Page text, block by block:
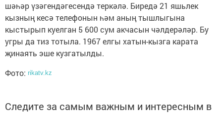
шәһәр үзәгендәгесендә теркәлә. Биредә 21 яшьлек
кызның кесә телефонын һәм аның тышлыгына
кыстырып куелган 5 600 сум акчасын чәлдерәләр. Бу
угры да тиз тотыла. 1967 елгы хатын-кызга карата
җинаять эше кузгатылды.
Фото: rikatv.kz
Следите за самым важным и интересным в